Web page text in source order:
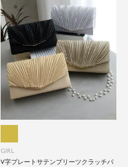
GIRL
V字プレートサテンプリーツクラッチパ